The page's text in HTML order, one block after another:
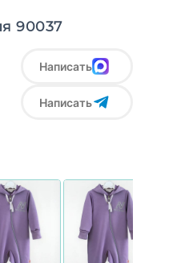
90037
Написать
Написать